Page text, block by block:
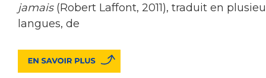
jamais(Robert Laffont, 2011), traduit en
langues, de